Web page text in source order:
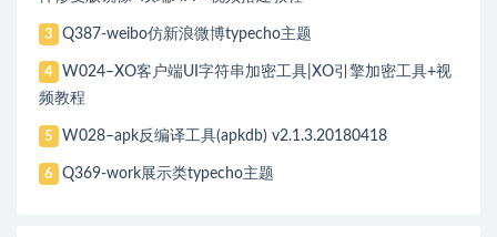
3 Q387-weibo仿新浪微博typecho主题
4
W024–XO客户端UI字符串加密工具|XO引擎加密工具+视
频教程
5 W028–apk反编译工具(apkdb) v2.1.3.20180418
6 Q369-work展示类typecho主题